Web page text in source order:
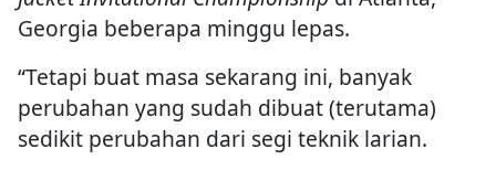
Georgia beberapa minggu lepas.
“Tetapi buat masa sekarang ini, banyak
perubahan yang sudah dibuat (terutama)
sedikit perubahan dari segi teknik larian.